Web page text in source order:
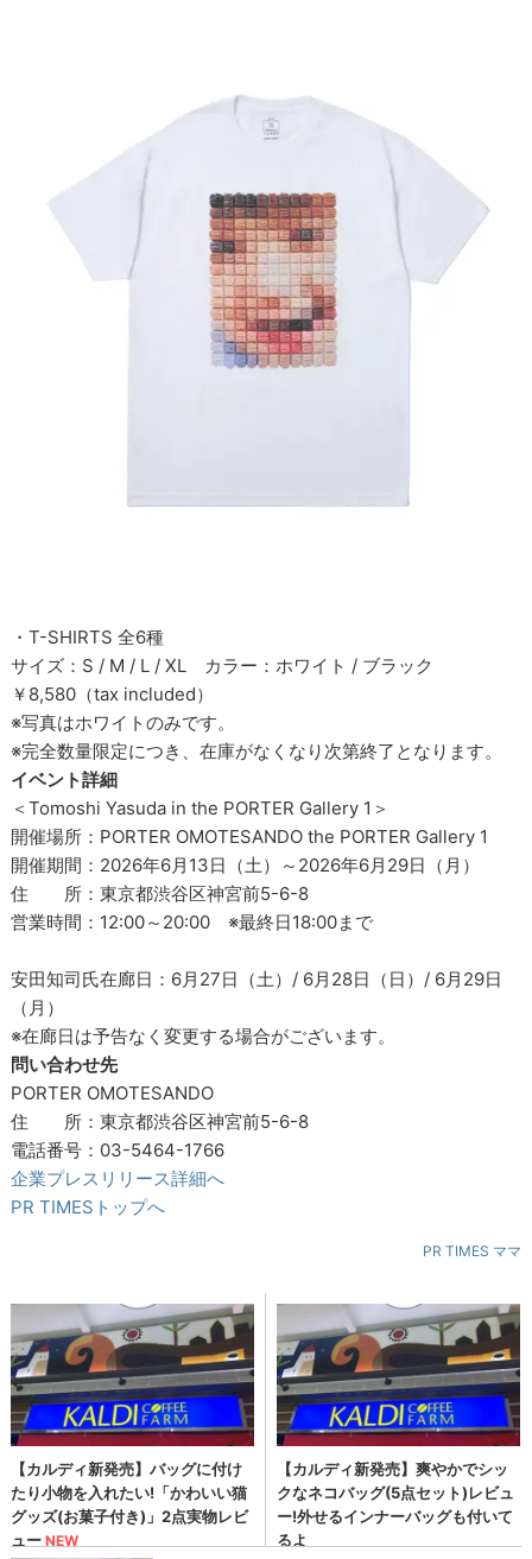
・T-SHIRTS 全6種
サイズ：S / M / L / XL カラー：ホワイト / ブラック
￥8,580（tax included）
※写真はホワイトのみです。
※完全数量限定につき、在庫がなくなり次第終了となります。
イベント詳細
＜Tomoshi Yasuda in the PORTER Gallery 1＞
開催場所：PORTER OMOTESANDO the PORTER Gallery 1
開催期間：2026年6月13日（土）～2026年6月29日（月）
住 所：東京都渋谷区神宮前5-6-8
営業時間：12:00～20:00 ※最終日18:00まで
安田知司氏在廊日：6月27日（土）/ 6月28日（日）/ 6月29日
（月）
※在廊日は予告なく変更する場合がございます。
問い合わせ先
PORTER OMOTESANDO
住 所：東京都渋谷区神宮前5-6-8
電話番号：03-5464-1766
企業プレスリリース詳細へ
PR TIMESトップへ
PR TIMES ママ